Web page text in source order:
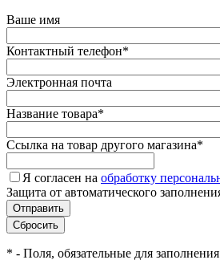
Ваше имя
Контактный телефон*
Электронная почта
Название товара*
Ссылка на товар другого магазина*
Я согласен на обработку
Защита от автоматического
* - Поля, обязательные для заполнения